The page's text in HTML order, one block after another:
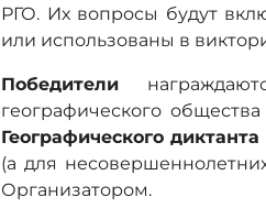
РГО. Их вопросы будут
или использованы в
Победители
географического
Географического
(а для
Организатором.